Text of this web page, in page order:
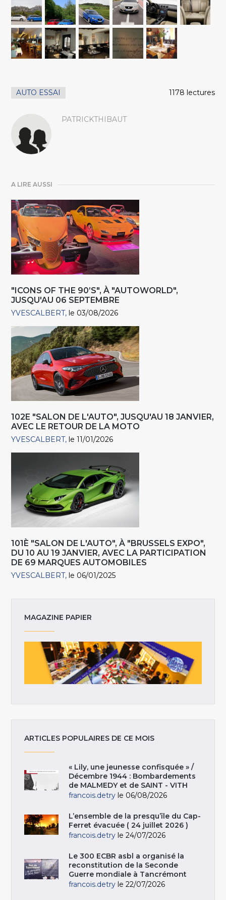
AUTO ESSAI 1178 lectures
PATRICKTHIBAUT
A LIRE AUSSI
"ICONS OF THE 90’S", À "AUTOWORLD",
JUSQU'AU 06 SEPTEMBRE
YVESCALBERT le 03/08/2026
102E "SALON DE L'AUTO", JUSQU'AU 18 JANVIER,
AVEC LE RETOUR DE LA MOTO
YVESCALBERT le 11/01/2026
101È "SALON DE L'AUTO", À "BRUSSELS EXPO",
DU 10 AU 19 JANVIER, AVEC LA PARTICIPATION
DE 69 MARQUES AUTOMOBILES
YVESCALBERT le 06/01/2025
MAGAZINE PAPIER
ARTICLES POPULAIRES DE CE MOIS
« Lily, une jeunesse confisquée » /
Décembre 1944 : Bombardements
de MALMEDY et de SAINT - VITH
francois.detry le 06/08/2026
L’ensemble de la presqu’île du Cap-
Ferret évacuée ( 24 juillet 2026 )
francois.detry le 24/07/2026
Le 300 ECBR asbl a organisé la
reconstitution de la Seconde
Guerre mondiale à Tancrémont
francois.detry le 22/07/2026